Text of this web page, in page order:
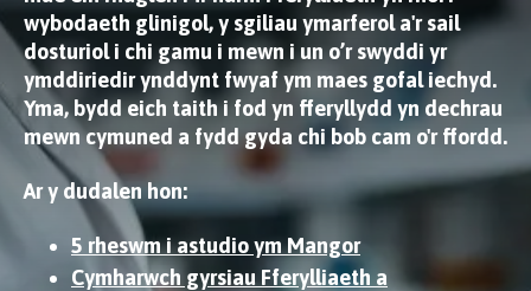
wybodaeth glinigol, y sgiliau ymarferol a'r sail
dosturiol i chi gamu i mewn i un o’r swyddi yr
ymddiriedir ynddynt fwyaf ym maes gofal iechyd.
Yma, bydd eich taith i fod yn fferyllydd yn dechrau
mewn cymuned a fydd gyda chi bob cam o'r ffordd.
Ar y dudalen hon:
5 rheswm i astudio ym Mangor
Cymharwch gyrsiau Fferylliaeth a